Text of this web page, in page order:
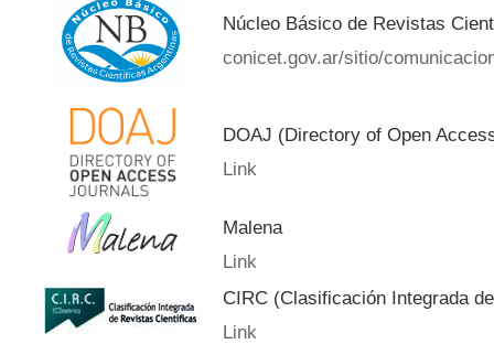
Núcleo Básico de Revistas
conicet.gov.ar/sitio/
DOAJ (Directory of Open
Link
Malena
Link
CIRC (Clasificación Integrada
Link